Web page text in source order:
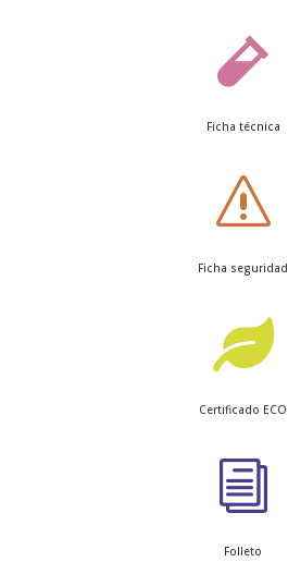

Ficha técnica
s
Ficha seguridad

Certificado ECO
i
Folleto